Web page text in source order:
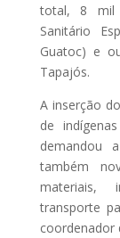
total, 8 mil
Sanitário
Guatoc) e
Tapajós.
A inserção
de
demandou
também
materiais,
transporte
coordenador